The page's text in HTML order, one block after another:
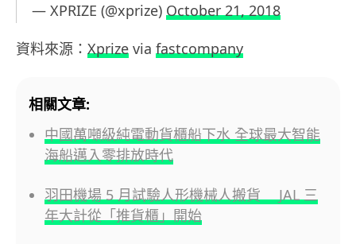
— XPRIZE (@xprize) October 21, 2018
資料來源： Xprize via fastcompany
相關文章:
中國萬噸級純電動貨櫃船下水 全球最大智能
海船邁入零排放時代
羽田機場 5 月試驗人形機械人搬貨 JAL 三
年大計從「推貨櫃」開始